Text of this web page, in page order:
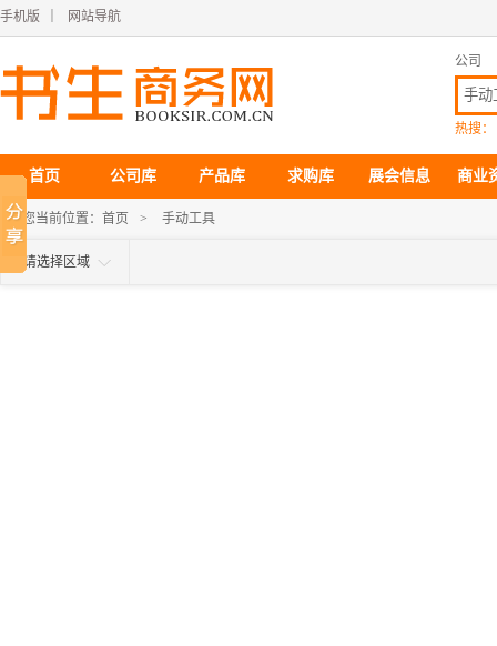
手机版 网站导航
公司
热搜：
首页 公司库 产品库 求购库 展会信息 商业
您当前位置： 首页 > 手动工具
请选择区域